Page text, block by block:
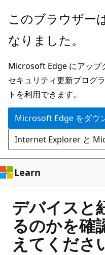
メ
ン
ン
テ
ン
ツ
に
ス
キ
ッ
プ
このブラウザー
なりました。
Microsoft Edge にアップ
セキュリティ更新プログ
トを利用できます。
Microsoft Edge をダウ
Internet Explorer と
Learn
デバイスと
るのかを確
えてくださ